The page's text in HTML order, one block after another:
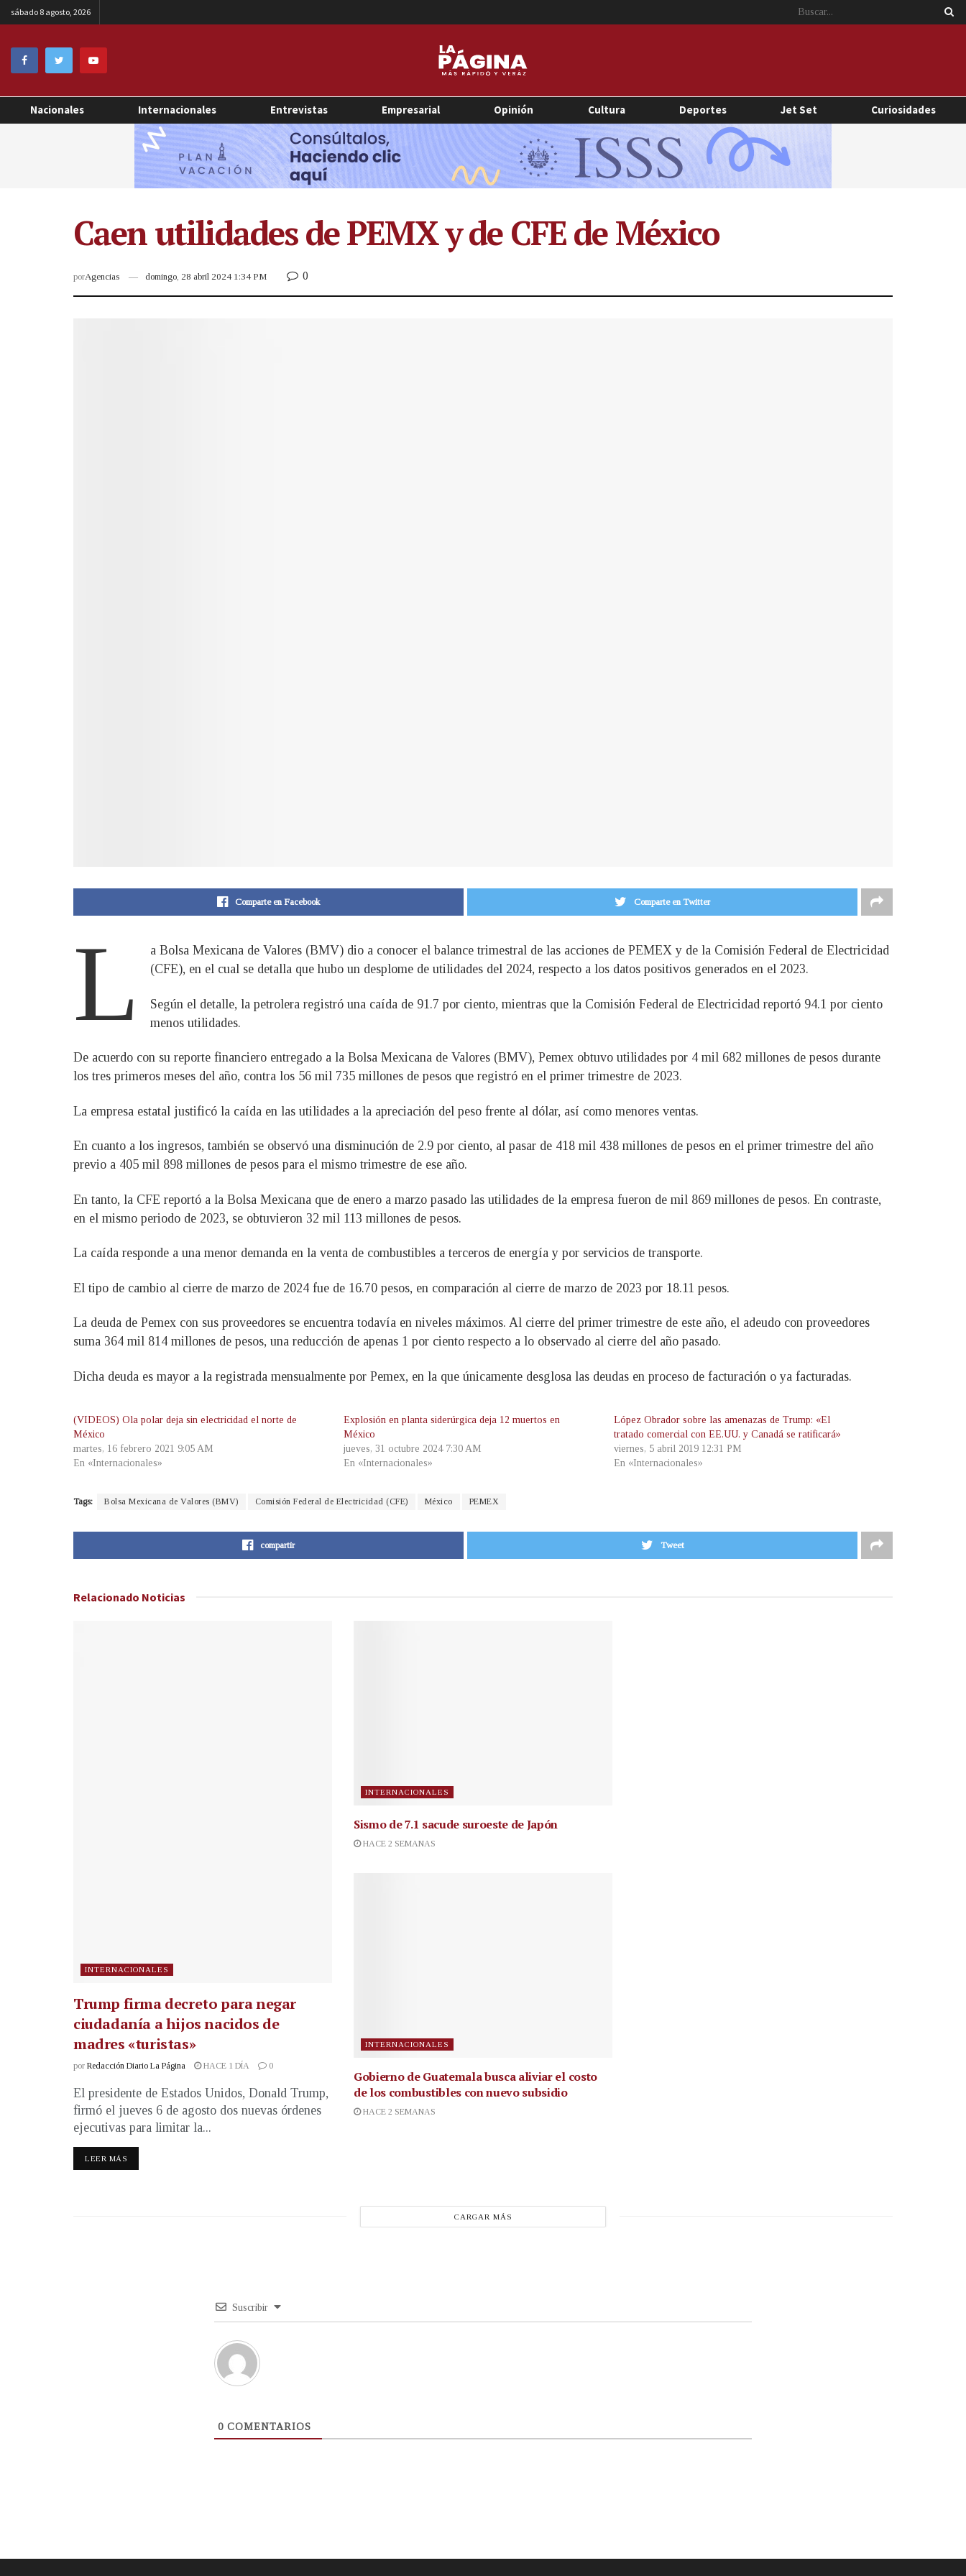
sábado 8 agosto, 2026
Nacionales Internacionales Entrevistas Empresarial Opinión Cultura Deportes Jet Set Curiosidades
Caen utilidades de PEMX y de CFE de México
porAgencias domingo, 28 abril 2024 1:34 PM 0
Comparte en Facebook Comparte en Twitter
L
a Bolsa Mexicana de Valores (BMV) dio a conocer el balance trimestral de las acciones de PEMEX y de la Comisión Federal de Electricidad
(CFE), en el cual se detalla que hubo un desplome de utilidades del 2024, respecto a los datos positivos generados en el 2023.
Según el detalle, la petrolera registró una caída de 91.7 por ciento, mientras que la Comisión Federal de Electricidad reportó 94.1 por ciento
menos utilidades.
De acuerdo con su reporte financiero entregado a la Bolsa Mexicana de Valores (BMV), Pemex obtuvo utilidades por 4 mil 682 millones de pesos durante
los tres primeros meses del año, contra los 56 mil 735 millones de pesos que registró en el primer trimestre de 2023.
La empresa estatal justificó la caída en las utilidades a la apreciación del peso frente al dólar, así como menores ventas.
En cuanto a los ingresos, también se observó una disminución de 2.9 por ciento, al pasar de 418 mil 438 millones de pesos en el primer trimestre del año
previo a 405 mil 898 millones de pesos para el mismo trimestre de ese año.
En tanto, la CFE reportó a la Bolsa Mexicana que de enero a marzo pasado las utilidades de la empresa fueron de mil 869 millones de pesos. En contraste,
en el mismo periodo de 2023, se obtuvieron 32 mil 113 millones de pesos.
La caída responde a una menor demanda en la venta de combustibles a terceros de energía y por servicios de transporte.
El tipo de cambio al cierre de marzo de 2024 fue de 16.70 pesos, en comparación al cierre de marzo de 2023 por 18.11 pesos.
La deuda de Pemex con sus proveedores se encuentra todavía en niveles máximos. Al cierre del primer trimestre de este año, el adeudo con proveedores
suma 364 mil 814 millones de pesos, una reducción de apenas 1 por ciento respecto a lo observado al cierre del año pasado.
Dicha deuda es mayor a la registrada mensualmente por Pemex, en la que únicamente desglosa las deudas en proceso de facturación o ya facturadas.
(VIDEOS) Ola polar deja sin electricidad el norte de
México
martes, 16 febrero 2021 9:05 AM
En «Internacionales»
Explosión en planta siderúrgica deja 12 muertos en
México
jueves, 31 octubre 2024 7:30 AM
En «Internacionales»
López Obrador sobre las amenazas de Trump: «El
tratado comercial con EE.UU. y Canadá se ratificará»
viernes, 5 abril 2019 12:31 PM
En «Internacionales»
Tags: Bolsa Mexicana de Valores (BMV) Comisión Federal de Electricidad (CFE) México PEMEX
compartir Tweet
Relacionado Noticias
INTERNACIONALES
Trump firma decreto para negar
ciudadanía a hijos nacidos de
madres «turistas»
por Redacción Diario La Página HACE 1 DÍA 0
El presidente de Estados Unidos, Donald Trump,
firmó el jueves 6 de agosto dos nuevas órdenes
ejecutivas para limitar la...
LEER MÁS
INTERNACIONALES
Sismo de 7.1 sacude suroeste de Japón
HACE 2 SEMANAS
INTERNACIONALES
Gobierno de Guatemala busca aliviar el costo
de los combustibles con nuevo subsidio
HACE 2 SEMANAS
CARGAR MÁS
Suscribir
0 COMENTARIOS